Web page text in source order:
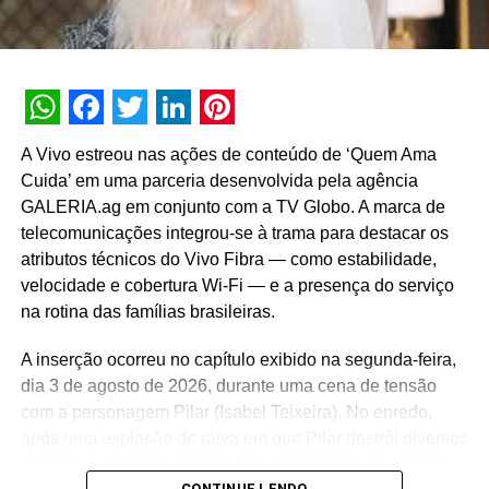
edição com certeza trará novidades para o marketing
digital!
Matéria publicada no portal de notícias AdNews. Se
quiser mais informações sobre o mundo da publicidade e
TÓPICOS RELACIONADOS:
A SEGUIR
Amil lança campanha de incentivo à vacinação
NÃO PERCA
E21 lança campanha com 21 previsões para a
rotina, aprendizados em família e companheirismo.
Urban convida Gustavo Borges e aborda longevidade
em nova coleção
A Urban, marca pertencente ao grupo Aramis Inc., lançou
WhatsApp
Facebook
Twitter
LinkedIn
Pinterest
A Vivo estreou nas ações de conteúdo de ‘Quem Ama
Cuida’ em uma parceria desenvolvida pela agência
GALERIA.ag em conjunto com a TV Globo. A marca de
telecomunicações integrou-se à trama para destacar os
atributos técnicos do Vivo Fibra — como estabilidade,
velocidade e cobertura Wi-Fi — e a presença do serviço
na rotina das famílias brasileiras.
A inserção ocorreu no capítulo exibido na segunda-feira,
dia 3 de agosto de 2026, durante uma cena de tensão
com a personagem Pilar (Isabel Teixeira). No enredo,